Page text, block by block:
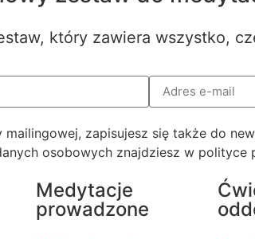
który zawiera wszystko,
zapisujesz się także do
osobowych znajdziesz w polityce
Medytacje
prowadzone